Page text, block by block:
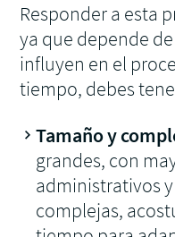
Responder a esta
ya que depende
influyen en el
tiempo, debes
Tamaño y
grandes, con
administrativos
complejas,